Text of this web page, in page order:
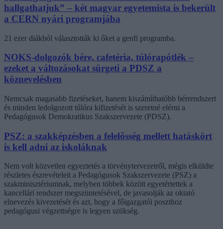
hallgathatjuk” – két magyar egyetemista is bekerült
a CERN nyári programjába
21 ezer diákból választották ki őket a genfi programba.
NOKS-dolgozók bére, cafetéria, túlórapótlék –
ezeket a változásokat sürgeti a PDSZ a
köznevelésben
Nemcsak magasabb fizetéseket, hanem kiszámíthatóbb bérrendszert
és minden ledolgozott túlóra kifizetését is szeretné elérni a
Pedagógusok Demokratikus Szakszervezete (PDSZ).
PSZ: a szakképzésben a felelősség mellett hatáskört
is kell adni az iskoláknak
Nem volt közvetlen egyeztetés a törvénytervezetről, mégis elküldte
részletes észrevételeit a Pedagógusok Szakszervezete (PSZ) a
szakminisztériumnak, melyben többek között egyetértettek a
kancellári rendszer megszüntetésével, de javasolják az oktató
elnevezés kivezetését és azt, hogy a főigazgatói poszthoz
pedagógusi végzettségre is legyen szükség.